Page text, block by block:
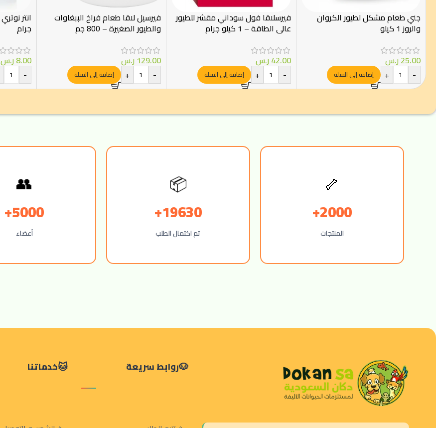
جني طعام مشكل لطيور الكروان
والروز 1 كيلو
25.00ر.س
-
+ إضافة إلى السلة
فيرسلاقا فول سوداني مقشر للطيور
عالي الطاقة – 1 كيلو جرام
42.00ر.س
-
+ إضافة إلى السلة
فيرسيل لاقا طعام فراخ الببغاوات
والطيور الصغيرة – 800 جم
129.00 ر.س
-
+ إضافة إلى السلة
جرام
8.00ر.س
-
🦴
2000+
المنتجات
📦
19630+
تم اكتمال الطلب
👥
5000+
أعضاء
روابط سريعة خدماتنا